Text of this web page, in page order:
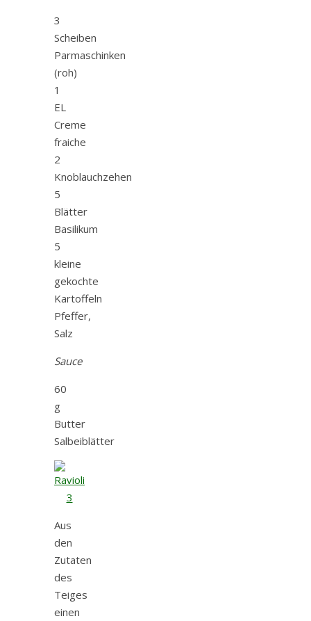
3
Scheiben
Parmaschinken
(roh)
1
EL
Creme
fraiche
2
Knoblauchzehen
5
Blätter
Basilikum
5
kleine
gekochte
Kartoffeln
Pfeffer,
Salz
Sauce
60
g
Butter
Salbeiblätter
Aus
den
Zutaten
des
Teiges
einen